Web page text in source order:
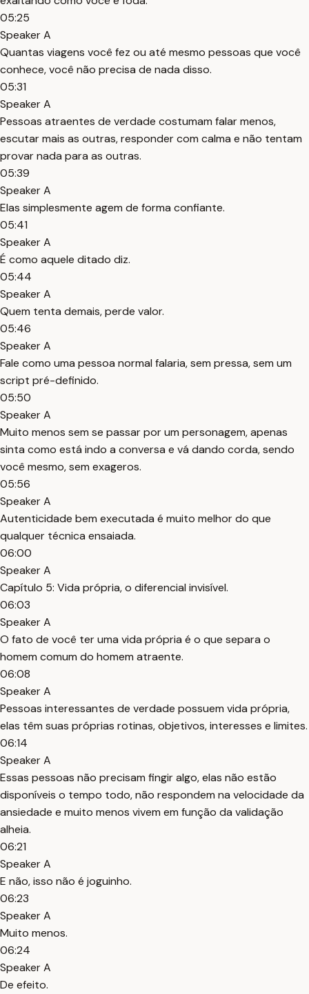
05:25
Speaker A
Quantas viagens você fez ou até mesmo pessoas que você
conhece, você não precisa de nada disso.
05:31
Speaker A
Pessoas atraentes de verdade costumam falar menos,
escutar mais as outras, responder com calma e não tentam
provar nada para as outras.
05:39
Speaker A
Elas simplesmente agem de forma confiante.
05:41
Speaker A
É como aquele ditado diz.
05:44
Speaker A
Quem tenta demais, perde valor.
05:46
Speaker A
Fale como uma pessoa normal falaria, sem pressa, sem um
script pré-definido.
05:50
Speaker A
Muito menos sem se passar por um personagem, apenas
sinta como está indo a conversa e vá dando corda, sendo
você mesmo, sem exageros.
05:56
Speaker A
Autenticidade bem executada é muito melhor do que
qualquer técnica ensaiada.
06:00
Speaker A
Capítulo 5: Vida própria, o diferencial invisível.
06:03
Speaker A
O fato de você ter uma vida própria é o que separa o
homem comum do homem atraente.
06:08
Speaker A
Pessoas interessantes de verdade possuem vida própria,
elas têm suas próprias rotinas, objetivos, interesses e limites.
06:14
Speaker A
Essas pessoas não precisam fingir algo, elas não estão
disponíveis o tempo todo, não respondem na velocidade da
ansiedade e muito menos vivem em função da validação
alheia.
06:21
Speaker A
E não, isso não é joguinho.
06:23
Speaker A
Muito menos.
06:24
Speaker A
De efeito.